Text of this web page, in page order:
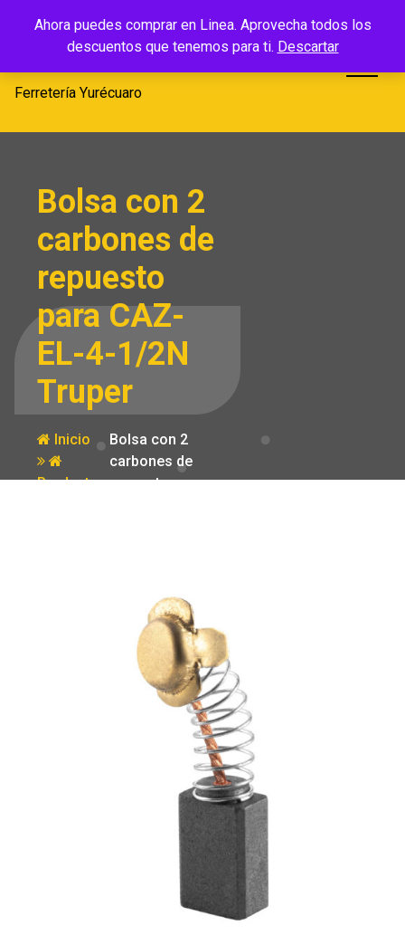
Ahora puedes comprar en Linea. Aprovecha todos los
descuentos que tenemos para ti. Descartar
Ferretería
Yurécuaro
Ferretería Yurécuaro
Bolsa con 2
carbones de
repuesto
para CAZ-
EL-4-1/2N
Truper
Inicio
Producto
Bolsa con 2
carbones de
repuesto para